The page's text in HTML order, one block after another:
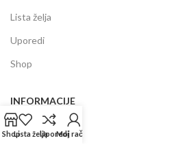
Lista želja
Uporedi
Shop
INFORMACIJE
Prodajni centar
ShopLista željaUporediMoj račun